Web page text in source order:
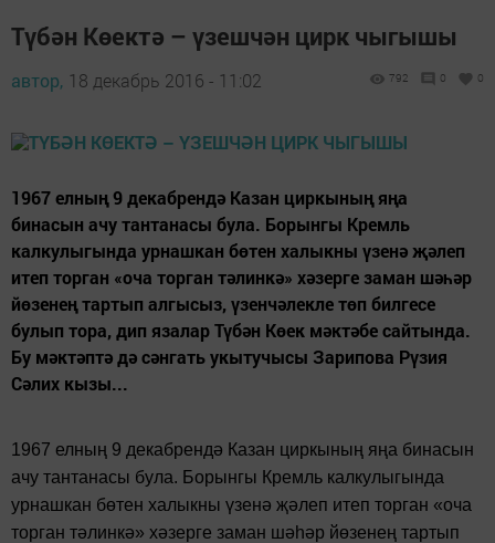
Түбән Көектә – үзешчән цирк чыгышы
автор, 18 декабрь 2016 - 11:02 792 0 0
1967 елның 9 декабрендә Казан циркының яңа
бинасын ачу тантанасы була. Борынгы Кремль
калкулыгында урнашкан бөтен халыкны үзенә җәлеп
итеп торган «оча торган тәлинкә» хәзерге заман шәһәр
йөзенең тартып алгысыз, үзенчәлекле төп билгесе
булып тора, дип язалар Түбән Көек мәктәбе сайтында.
Бу мәктәптә дә сәнгать укытучысы Зарипова Рүзия
Сәлих кызы...
1967 елның 9 декабрендә Казан циркының яңа бинасын
ачу тантанасы була. Борынгы Кремль калкулыгында
урнашкан бөтен халыкны үзенә җәлеп итеп торган «оча
торган тәлинкә» хәзерге заман шәһәр йөзенең тартып